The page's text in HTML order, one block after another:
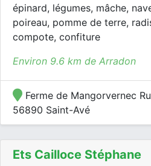
épinard, légumes, mâche,
poireau, pomme de terre,
compote, confiture
Environ 9.6 km de Arradon
Ferme de Mangorvernec
56890 Saint-Avé
Ets Cailloce Stéphane